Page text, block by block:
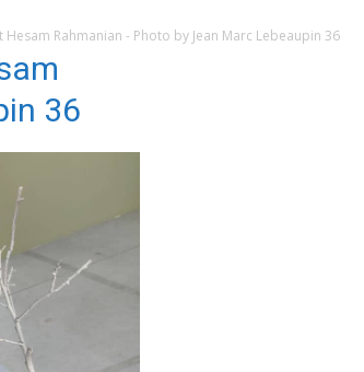
Rahmanian - Photo by Jean Marc Lebeaupin 36
36